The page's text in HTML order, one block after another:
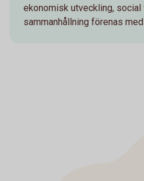
ekonomisk utveckling, social
sammanhållning förenas